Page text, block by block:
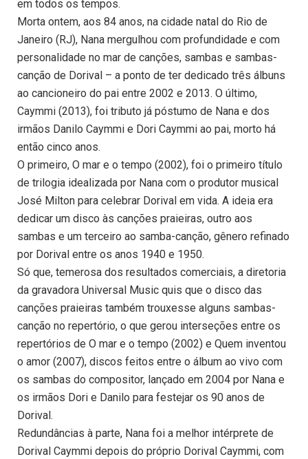
em todos os tempos.
Morta ontem, aos 84 anos, na cidade natal do Rio de
Janeiro (RJ), Nana mergulhou com profundidade e com
personalidade no mar de canções, sambas e sambas-
canção de Dorival – a ponto de ter dedicado três álbuns
ao cancioneiro do pai entre 2002 e 2013. O último,
Caymmi (2013), foi tributo já póstumo de Nana e dos
irmãos Danilo Caymmi e Dori Caymmi ao pai, morto há
então cinco anos.
O primeiro, O mar e o tempo (2002), foi o primeiro título
de trilogia idealizada por Nana com o produtor musical
José Milton para celebrar Dorival em vida. A ideia era
dedicar um disco às canções praieiras, outro aos
sambas e um terceiro ao samba-canção, gênero refinado
por Dorival entre os anos 1940 e 1950.
Só que, temerosa dos resultados comerciais, a diretoria
da gravadora Universal Music quis que o disco das
canções praieiras também trouxesse alguns sambas-
canção no repertório, o que gerou interseções entre os
repertórios de O mar e o tempo (2002) e Quem inventou
o amor (2007), discos feitos entre o álbum ao vivo com
os sambas do compositor, lançado em 2004 por Nana e
os irmãos Dori e Danilo para festejar os 90 anos de
Dorival.
Redundâncias à parte, Nana foi a melhor intérprete de
Dorival Caymmi depois do próprio Dorival Caymmi, com